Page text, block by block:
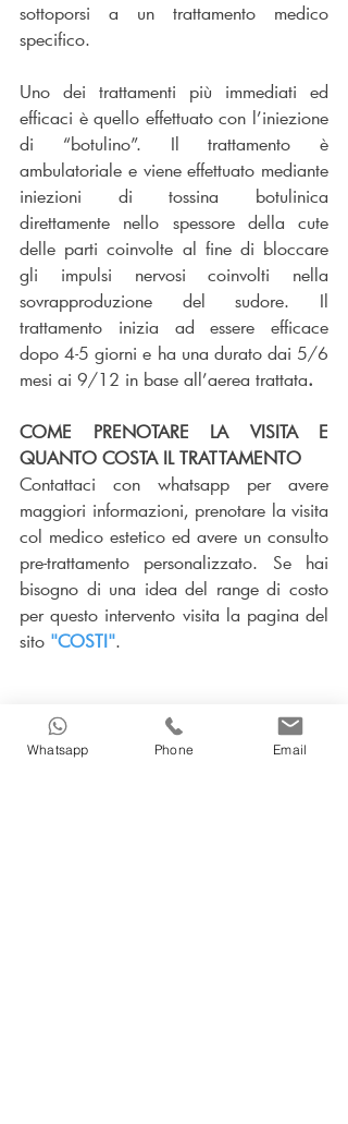
sottoporsi a un trattamento medico
specifico.
Uno dei trattamenti più immediati ed
efficaci è quello effettuato con l’iniezione
di “botulino”. Il trattamento è
ambulatoriale e viene effettuato mediante
iniezioni di tossina botulinica
direttamente nello spessore della cute
delle parti coinvolte al fine di bloccare
gli impulsi nervosi coinvolti nella
sovrapproduzione del sudore. Il
trattamento inizia ad essere efficace
dopo 4-5 giorni e ha una durato dai 5/6
mesi ai 9/12 in base all’aerea trattata.
COME PRENOTARE LA VISITA E
QUANTO COSTA IL TRATTAMENTO
Contattaci con whatsapp per avere
maggiori informazioni, prenotare la visita
col medico estetico ed avere un consulto
pre-trattamento personalizzato. Se hai
bisogno di una idea del range di costo
per questo intervento visita la pagina del
sito "COSTI".
Whatsapp Phone Email